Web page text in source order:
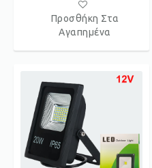
Προσθήκη Στα
Αγαπημένα